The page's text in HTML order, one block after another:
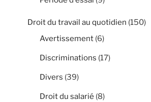
Droit du travail au quotidien (150)
Avertissement (6)
Discriminations (17)
Divers (39)
Droit du salarié (8)